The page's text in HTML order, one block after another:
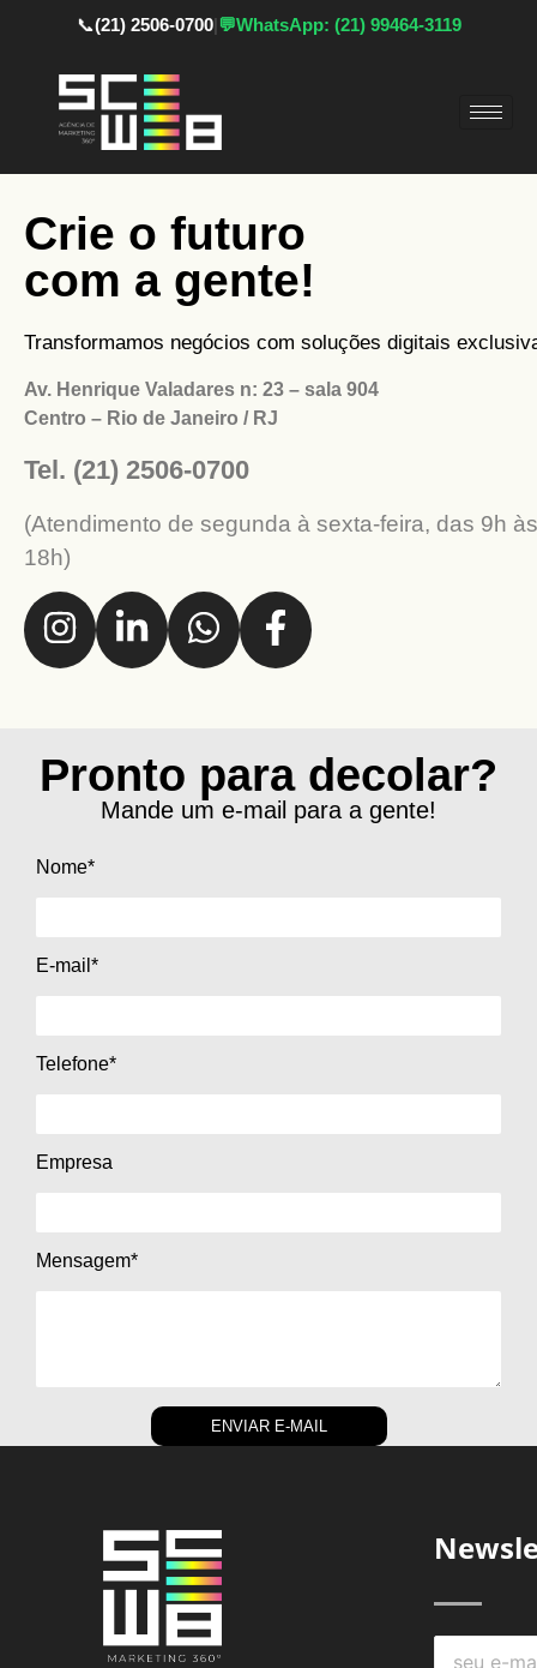
📞(21) 2506-0700|💬WhatsApp: (21) 99464-3119
Av. Henrique Valadares n: 23 – sala 904
Centro – Rio de Janeiro / RJ
Tel. (21) 2506-0700
(Atendimento de segunda à sexta-feira, das 9h às
18h)
Crie o futuro
com a gente!
Transformamos negócios com soluções digitais
Pronto para decolar?
Mande um e-mail para a gente!
Nome*
E-mail*
Telefone*
Empresa
Mensagem*
ENVIAR E-MAIL